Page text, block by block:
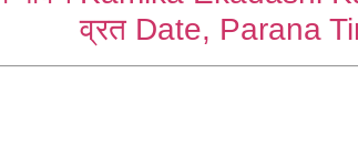
व्रत Date, Parana